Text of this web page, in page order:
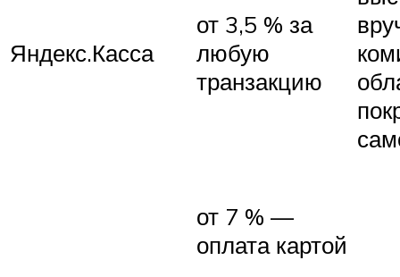
Яндекс.Касса
от 3,5 % за
любую
транзакцию
от 7 % —
оплата картой